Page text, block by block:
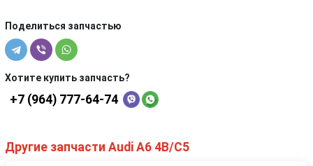
Поделиться запчастью
Хотите купить запчасть?
+7 (964) 777-64-74
Другие запчасти Audi A6 4B/C5